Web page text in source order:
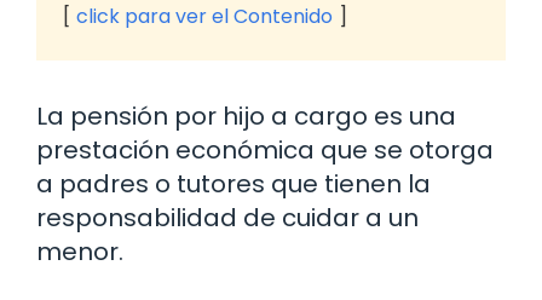
click para ver el Contenido
La pensión por hijo a cargo es una
prestación económica que se otorga
a padres o tutores que tienen la
responsabilidad de cuidar a un
menor.